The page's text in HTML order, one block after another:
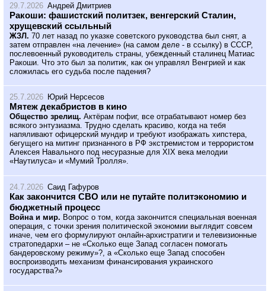
29.7.2026 Андрей Дмитриев
Ракоши: фашистский политзек, венгерский Сталин,
хрущевский ссыльный
ЖЗЛ. 70 лет назад по указке советского руководства был снят, а
затем отправлен «на лечение» (на самом деле - в ссылку) в СССР,
послевоенный руководитель страны, убежденный сталинец Матиас
Ракоши. Что это был за политик, как он управлял Венгрией и как
сложилась его судьба после падения?
25.7.2026 Юрий Нерсесов
Мятеж декабристов в кино
Общество зрелищ. Актёрам пофиг, все отрабатывают номер без
всякого энтузиазма. Трудно сделать красиво, когда на тебя
напяливают офицерский мундир и требуют изображать хипстера,
бегущего на митинг признанного в РФ экстремистом и террористом
Алексея Навального под несуразные для XIX века мелодии
«Наутилуса» и «Мумий Тролля».
24.7.2026 Саид Гафуров
Как закончится СВО или не путайте политэкономию и
бюджетный процесс
Война и мир. Вопрос о том, когда закончится специальная военная
операция, с точки зрения политической экономии выглядит совсем
иначе, чем его формулируют онлайн-архистратиги и телевизионные
стратопедархи – не «Сколько еще Запад согласен помогать
бандеровскому режиму»?, а «Сколько еще Запад способен
воспроизводить механизм финансирования украинского
государства?»